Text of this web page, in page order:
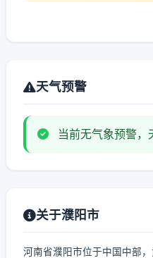
天气预警
当前无气象预警，
关于濮阳市
河南省濮阳市位于中国中部